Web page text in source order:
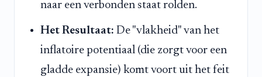
naar een verbonden staat rolden.
Het Resultaat: De "vlakheid" van het
inflatoire potentiaal (die zorgt voor een
gladde expansie) komt voort uit het feit